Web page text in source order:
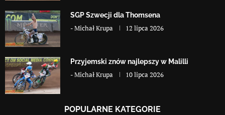
SGP Szwecji dla Thomsena
-Michał Krupa 12 lipca 2026
Przyjemski znów najlepszy w Malilli
-Michał Krupa 10 lipca 2026
POPULARNE KATEGORIE